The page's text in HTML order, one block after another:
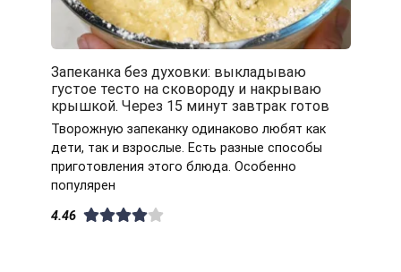
Запеканка без духовки: выкладываю
густое тесто на сковороду и накрываю
крышкой. Через 15 минут завтрак готов
Творожную запеканку одинаково любят как
дети, так и взрослые. Есть разные способы
приготовления этого блюда. Особенно
популярен
4.46